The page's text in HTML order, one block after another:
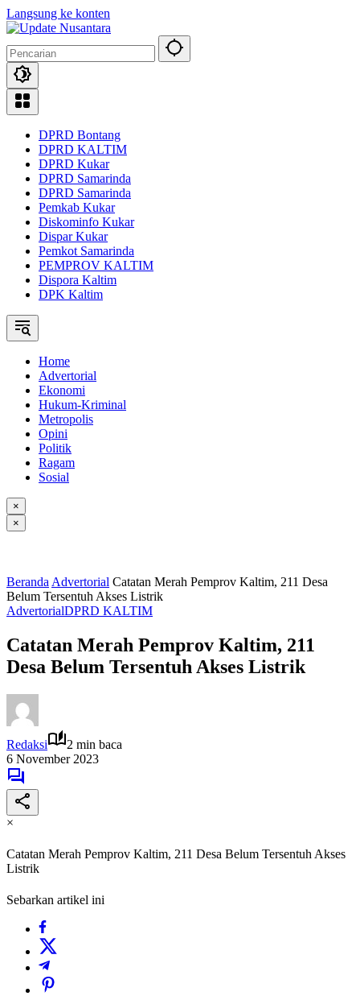
Langsung ke konten
DPRD Bontang
DPRD KALTIM
DPRD Kukar
DPRD Samarinda
DPRD Samarinda
Pemkab Kukar
Diskominfo Kukar
Dispar Kukar
Pemkot Samarinda
PEMPROV KALTIM
Dispora Kaltim
DPK Kaltim
Home
Advertorial
Ekonomi
Hukum-Kriminal
Metropolis
Opini
Politik
Ragam
Sosial
×
×
Beranda Advertorial Catatan Merah Pemprov Kaltim, 211 Desa
Belum Tersentuh Akses Listrik
AdvertorialDPRD KALTIM
Catatan Merah Pemprov Kaltim, 211
Desa Belum Tersentuh Akses Listrik
Redaksi
2 min baca
6 November 2023
×
Catatan Merah Pemprov Kaltim, 211 Desa Belum Tersentuh Akses
Listrik
Sebarkan artikel ini